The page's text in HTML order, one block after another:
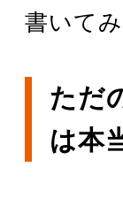
書いてみ
ただ
は本